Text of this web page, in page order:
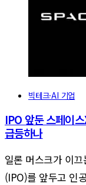
빅테크·AI 기업
IPO 앞둔 스페이
급등하나
일론 머스크가 이
(IPO)를 앞두고 인